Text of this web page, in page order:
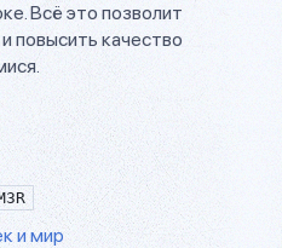
Всё это позволит
повысить качество
и мир